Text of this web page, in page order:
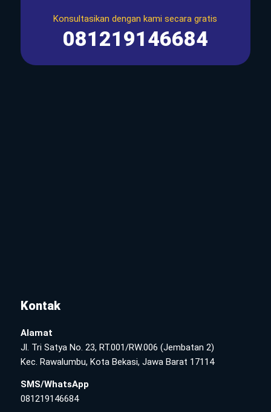
Konsultasikan dengan kami secara gratis
081219146684
Kontak
Alamat
Jl. Tri Satya No. 23, RT.001/RW.006 (Jembatan 2)
Kec. Rawalumbu, Kota Bekasi, Jawa Barat 17114
SMS/WhatsApp
081219146684